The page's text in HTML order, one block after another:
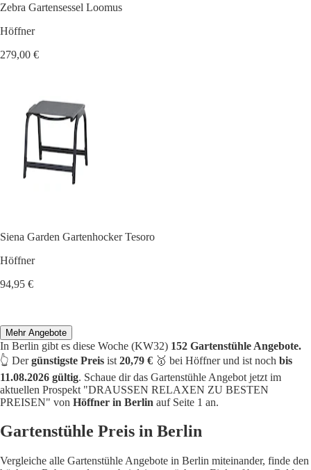
Zebra Gartensessel Loomus
Höffner
279,00 €
Siena Garden Gartenhocker Tesoro
Höffner
94,95 €
Mehr Angebote
In Berlin gibt es diese Woche (KW32) 152 Gartenstühle Angebote.
👆 Dergünstigste Preis ist 20,79 € 🥇 bei Höffner und ist noch bis
11.08.2026 gültig. Schaue dir das Gartenstühle Angebot jetzt im
aktuellen Prospekt "DRAUSSEN RELAXEN ZU BESTEN
PREISEN" von Höffner in Berlin auf Seite 1 an.
Gartenstühle Preis in Berlin
Vergleiche alle Gartenstühle Angebote in Berlin miteinander, finde den